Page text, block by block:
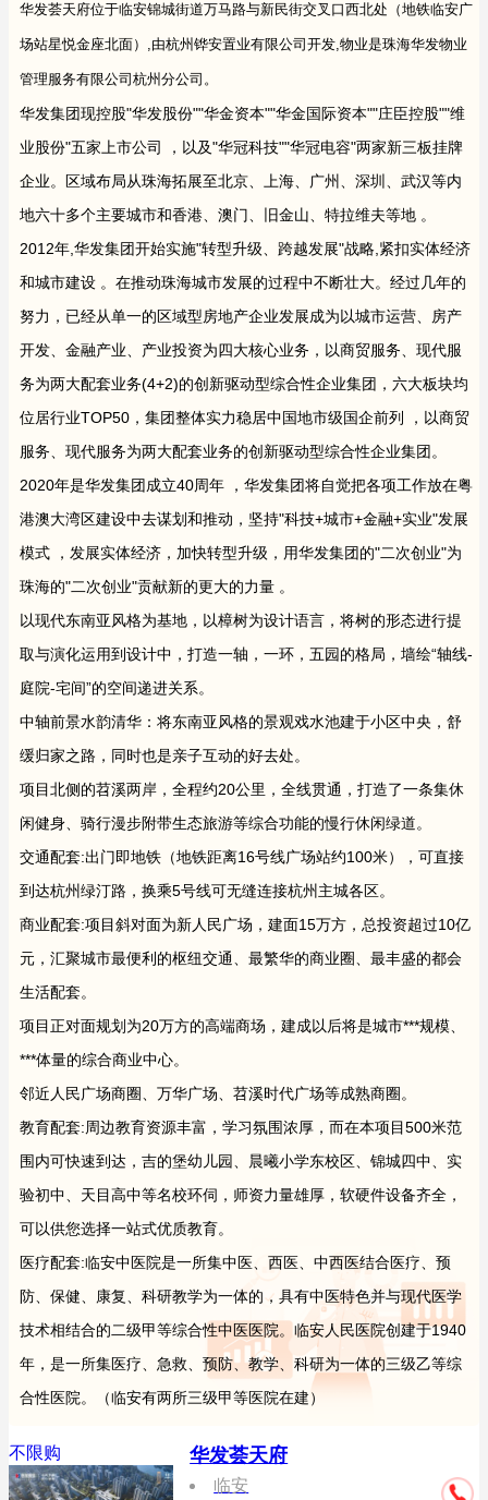
华发荟天府位于临安锦城街道万马路与新民街交叉口西北处（地铁临安广
场站星悦金座北面）,由杭州铧安置业有限公司开发,物业是珠海华发物业
管理服务有限公司杭州分公司。
华发集团现控股"华发股份""华金资本""华金国际资本""庄臣控股""维
业股份"五家上市公司 ，以及"华冠科技""华冠电容"两家新三板挂牌
企业。区域布局从珠海拓展至北京、上海、广州、深圳、武汉等内
地六十多个主要城市和香港、澳门、旧金山、特拉维夫等地 。
2012年,华发集团开始实施"转型升级、跨越发展"战略,紧扣实体经济
和城市建设 。在推动珠海城市发展的过程中不断壮大。经过几年的
努力，已经从单一的区域型房地产企业发展成为以城市运营、房产
开发、金融产业、产业投资为四大核心业务，以商贸服务、现代服
务为两大配套业务(4+2)的创新驱动型综合性企业集团，六大板块均
位居行业TOP50，集团整体实力稳居中国地市级国企前列 ，以商贸
服务、现代服务为两大配套业务的创新驱动型综合性企业集团。
2020年是华发集团成立40周年 ，华发集团将自觉把各项工作放在粤
港澳大湾区建设中去谋划和推动，坚持"科技+城市+金融+实业"发展
模式 ，发展实体经济，加快转型升级，用华发集团的"二次创业"为
珠海的"二次创业"贡献新的更大的力量 。
以现代东南亚风格为基地，以樟树为设计语言，将树的形态进行提
取与演化运用到设计中，打造一轴，一环，五园的格局，墙绘“轴线-
庭院-宅间”的空间递进关系。
中轴前景水韵清华：将东南亚风格的景观戏水池建于小区中央，舒
缓归家之路，同时也是亲子互动的好去处。
项目北侧的苕溪两岸，全程约20公里，全线贯通，打造了一条集休
闲健身、骑行漫步附带生态旅游等综合功能的慢行休闲绿道。
交通配套:出门即地铁（地铁距离16号线广场站约100米），可直接
到达杭州绿汀路，换乘5号线可无缝连接杭州主城各区。
商业配套:项目斜对面为新人民广场，建面15万方，总投资超过10亿
元，汇聚城市最便利的枢纽交通、最繁华的商业圈、最丰盛的都会
生活配套。
项目正对面规划为20万方的高端商场，建成以后将是城市***规模、
***体量的综合商业中心。
邻近人民广场商圈、万华广场、苕溪时代广场等成熟商圈。
教育配套:周边教育资源丰富，学习氛围浓厚，而在本项目500米范
围内可快速到达，吉的堡幼儿园、晨曦小学东校区、锦城四中、实
验初中、天目高中等名校环伺，师资力量雄厚，软硬件设备齐全，
可以供您选择一站式优质教育。
医疗配套:临安中医院是一所集中医、西医、中西医结合医疗、预
防、保健、康复、科研教学为一体的，具有中医特色并与现代医学
技术相结合的二级甲等综合性中医医院。临安人民医院创建于1940
年，是一所集医疗、急救、预防、教学、科研为一体的三级乙等综
合性医院。（临安有两所三级甲等医院在建）
不限购 华发荟天府
临安